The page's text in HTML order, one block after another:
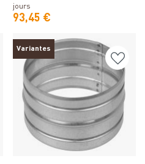
jours
93,45 €
Variantes